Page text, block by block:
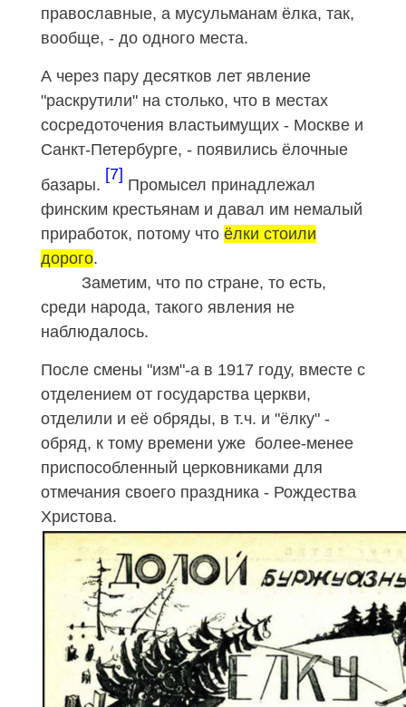
православные, а мусульманам ёлка, так,
вообще, - до одного места.
А через пару десятков лет явление
"раскрутили" на столько, что в местах
сосредоточения властьимущих - Москве и
Санкт-Петербурге, - появились ёлочные
базары.
[7]
Промысел принадлежал
финским крестьянам и давал им немалый
приработок, потому что ёлки стоили
дорого.
Заметим, что по стране, то есть,
среди народа, такого явления не
наблюдалось.
После смены "изм"-а в 1917 году, вместе с
отделением от государства церкви,
отделили и её обряды, в т.ч. и "ёлку" -
обряд, к тому времени уже более-менее
приспособленный церковниками для
отмечания своего праздника - Рождества
Христова.